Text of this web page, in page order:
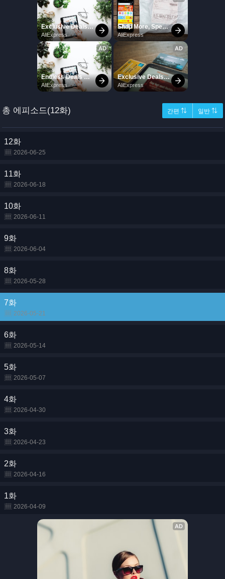
총 에피소드(12화) 간편 ⇅ 일반 ⇅
12화
2026-06-25
11화
2026-06-18
10화
2026-06-11
9화
2026-06-04
8화
2026-05-28
7화
2026-05-21
6화
2026-05-14
5화
2026-05-07
4화
2026-04-30
3화
2026-04-23
2화
2026-04-16
1화
2026-04-09